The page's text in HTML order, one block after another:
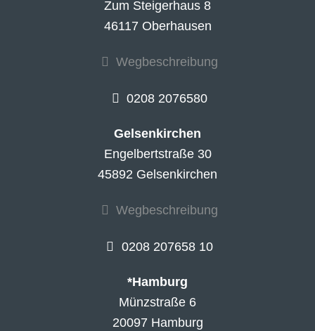
Zum Steigerhaus 8
46117 Oberhausen
Wegbeschreibung
0208 2076580
Gelsenkirchen
Engelbertstraße 30
45892 Gelsenkirchen
Wegbeschreibung
0208 207658 10
*Hamburg
Münzstraße 6
20097 Hamburg